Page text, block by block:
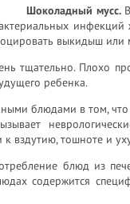
Шоколадный мусс.
выкидыш
тщательно. Плохо
ребенка.
блюдами в том,
вздутию, тошноте и
блюд из
содержится